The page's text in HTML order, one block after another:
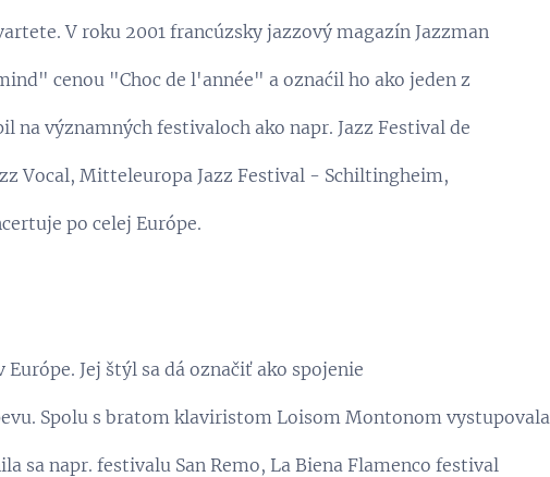
V roku 2001 francúzsky jazzový magazín Jazzman
cenou "Choc de l'année" a oznaćil ho ako jeden z
na významných festivaloch ako napr. Jazz Festival de
Vocal, Mitteleuropa Jazz Festival - Schiltingheim,
po celej Európe.
Jej štýl sa dá označiť ako spojenie
Spolu s bratom klaviristom Loisom Montonom vystupovala
sa napr. festivalu San Remo, La Biena Flamenco festival